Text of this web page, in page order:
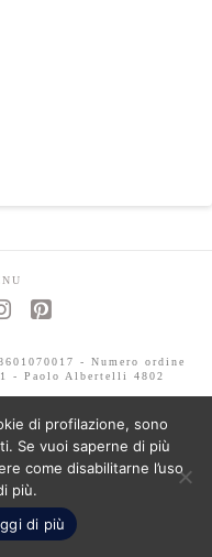
- Numero ordine
- Paolo Albertelli 4802
di profilazione, sono
Se vuoi saperne di più
come disabilitarne l’uso
più.
di più